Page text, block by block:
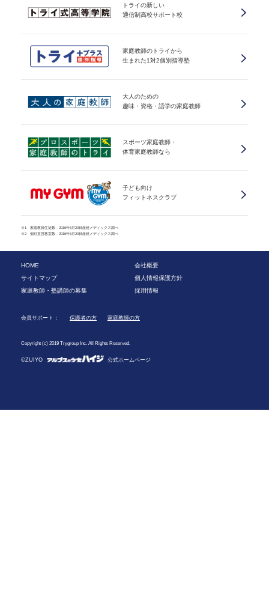
トライの新しい
通信制高校サポート校
家庭教師のトライから
生まれた1対2個別指導塾
大人のための
趣味・資格・語学の家庭教師
スポーツ家庭教師・
体育家庭教師なら
子ども向け
フィットネスクラブ
※1 家庭教師生徒数、2016年5月20日産經メディックス調べ
※2 個別直営教室数、2016年5月20日産經メディックス調べ
HOME
会社概要
サイトマップ
個人情報保護方針
家庭教師・塾講師の募集
採用情報
会員サポート： 保護者の方 家庭教師の方
Copyright (c) 2019 Trygroup Inc. All Rights Reserved.
©ZUIYO 公式ホームページ